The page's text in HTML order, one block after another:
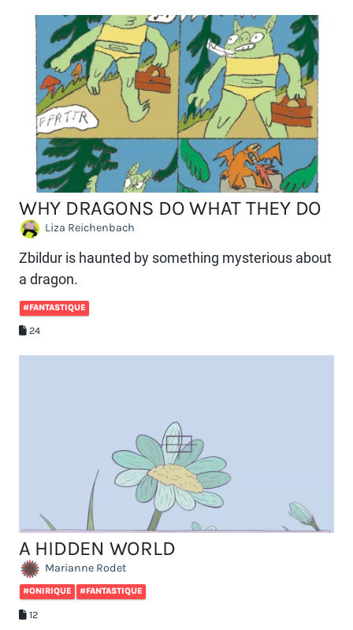
WHY DRAGONS DO WHAT THEY DO
Liza Reichenbach
Zbildur is haunted by something mysterious about
a dragon.
#FANTASTIQUE
24
A HIDDEN WORLD
Marianne Rodet
#ONIRIQUE #FANTASTIQUE
12